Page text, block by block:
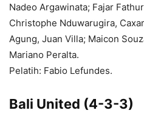
Nadeo Argawinata; Fajar
Christophe Nduwarugira,
Agung, Juan Villa; Maicon
Mariano Peralta.
Pelatih: Fabio Lefundes.
Bali United (4-3-3)